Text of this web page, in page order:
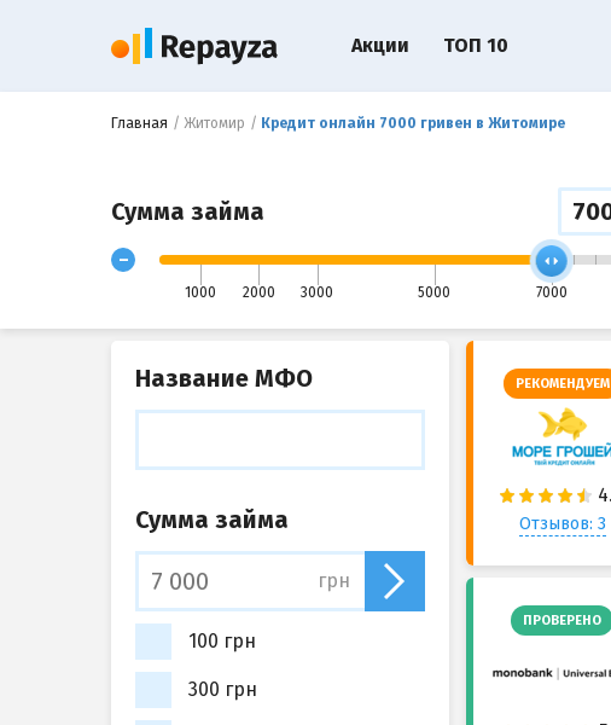
Главная Житомир Кредит онлайн 7000 гривен в Житомире
Сумма займа
-
1000 2000 3000 5000 7000
РЕКОМЕНДУЕМ
Отзывов: 3
ПРОВЕРЕНО
Название МФО
Сумма займа
грн
100 грн
300 грн
Акции ТОП 10